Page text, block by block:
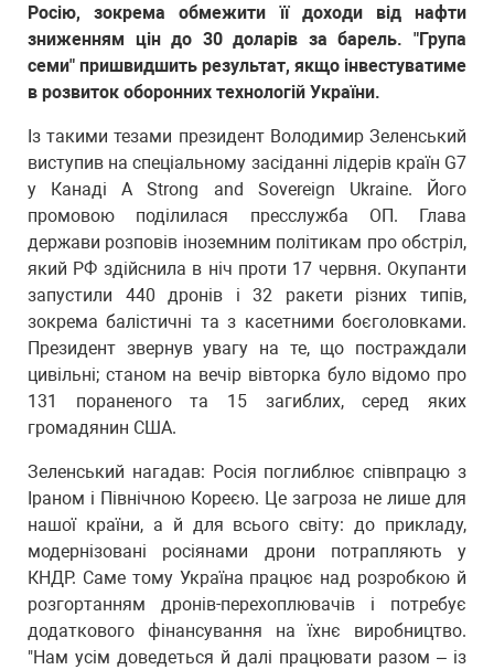
Росію, зокрема обмежити її доходи від нафти
зниженням цін до 30 доларів за барель. "Група
семи" пришвидшить результат, якщо інвестуватиме
в розвиток оборонних технологій України.
Із такими тезами президент Володимир Зеленський
виступив на спеціальному засіданні лідерів країн G7
у Канаді A Strong and Sovereign Ukraine. Його
промовою поділилася пресслужба ОП. Глава
держави розповів іноземним політикам про обстріл,
який РФ здійснила в ніч проти 17 червня. Окупанти
запустили 440 дронів і 32 ракети різних типів,
зокрема балістичні та з касетними боєголовками.
Президент звернув увагу на те, що постраждали
цивільні; станом на вечір вівторка було відомо про
131 пораненого та 15 загиблих, серед яких
громадянин США.
Зеленський нагадав: Росія поглиблює співпрацю з
Іраном і Північною Кореєю. Це загроза не лише для
нашої країни, а й для всього світу: до прикладу,
модернізовані росіянами дрони потрапляють у
КНДР. Саме тому Україна працює над розробкою й
розгортанням дронів-перехоплювачів і потребує
додаткового фінансування на їхнє виробництво.
"Нам усім доведеться й далі працювати разом – із